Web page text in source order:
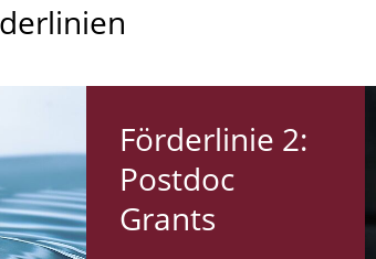
För­der­li­nie 2:
Postdoc
Grants